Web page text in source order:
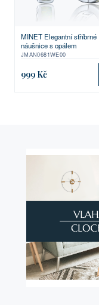
MINET Elegantní stříbrné
náušnice s opálem
JMAN0681WE00
999 Kč